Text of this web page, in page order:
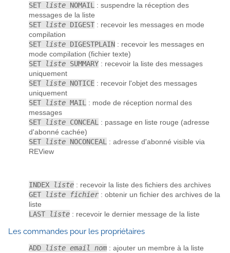
SET liste NOMAIL
: suspendre la réception des
messages de la liste
SET liste DIGEST : recevoir les messages en mode
compilation
SET liste DIGESTPLAIN : recevoir les messages en
mode compilation (fichier texte)
SET liste SUMMARY : recevoir la liste des messages
uniquement
SET liste NOTICE : recevoir l'objet des messages
uniquement
SET liste MAIL
: mode de réception normal des
messages
SET liste CONCEAL
: passage en liste rouge (adresse
d'abonné cachée)
SET liste NOCONCEAL
: adresse d'abonné visible via
REView
INDEX liste : recevoir la liste des fichiers des archives
GET liste fichier: obtenir un fichier des archives de la
liste
LAST liste : recevoir le dernier message de la liste
Les commandes pour les propriétaires
ADD liste email nom : ajouter un membre à la liste